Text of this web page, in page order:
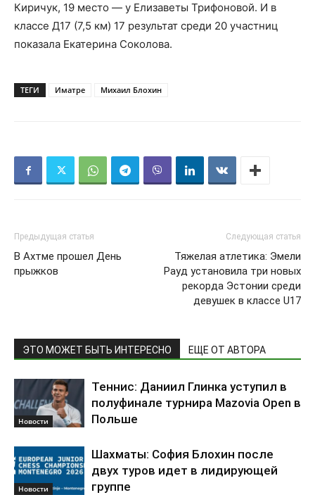
Киричук, 19 место — у Елизаветы Трифоновой. И в
классе Д17 (7,5 км) 17 результат среди 20 участниц
показала Екатерина Соколова.
ТЕГИ Иматре Михаил Блохин
Предыдущая статья
В Ахтме прошел День
прыжков
Следующая статья
Тяжелая атлетика: Эмели
Рауд установила три новых
рекорда Эстонии среди
девушек в классе U17
ЭТО МОЖЕТ БЫТЬ ИНТЕРЕСНО ЕЩЕ ОТ АВТОРА
Новости
Теннис: Даниил Глинка уступил в
полуфинале турнира Mazovia Open в
Польше
Новости
Шахматы: София Блохин после
двух туров идет в лидирующей
группе